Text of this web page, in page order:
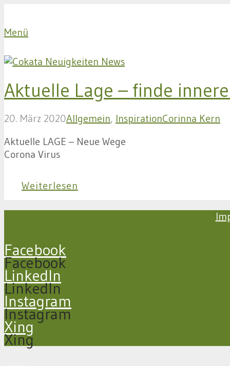
Menü
Aktuelle Lage – finde
20. März 2020Allgemein, InspirationCorinna Kern
Aktuelle LAGE – Neue Wege
Corona Virus
Weiterlesen
Facebook
Facebook
LinkedIn
LinkedIn
Instagram
Instagram
Xing
Xing